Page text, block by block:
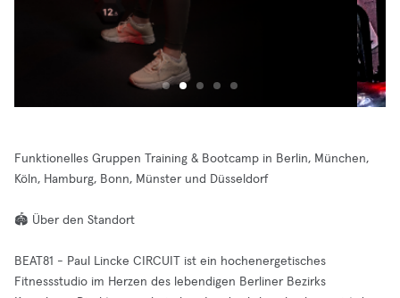
Funktionelles Gruppen Training & Bootcamp in Berlin, München,
Köln, Hamburg, Bonn, Münster und Düsseldorf
🏟️ Über den Standort
BEAT81 - Paul Lincke CIRCUIT ist ein hochenergetisches
Fitnessstudio im Herzen des lebendigen Berliner Bezirks